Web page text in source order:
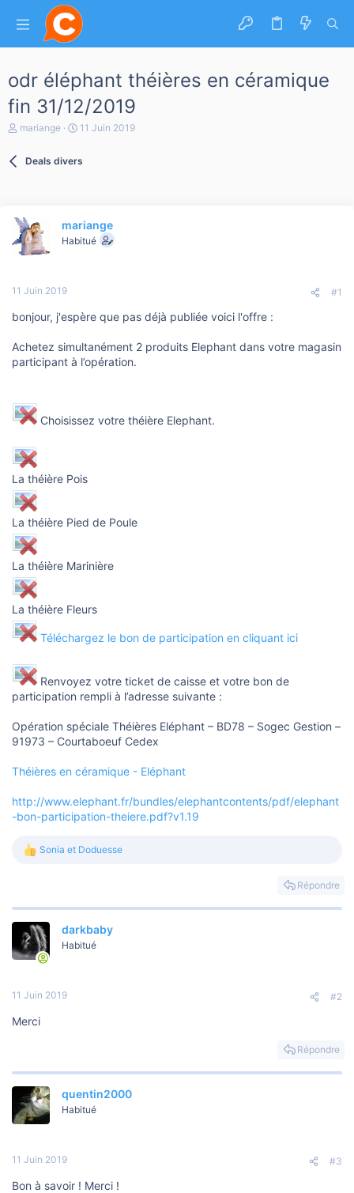
odr éléphant théières en céramique
fin 31/12/2019
A
e
l
a
d
c
s
i
o
n
mariange
D
e
b
u
11 Juin 2019
Deals divers
mariange
Habitué
11 Juin 2019 #1
bonjour, j'espère que pas déjà publiée voici l'offre :
Achetez simultanément 2 produits Elephant dans votre magasin
participant à l’opération.
Choisissez votre théière Elephant.
La théière Pois
La théière Pied de Poule
La théière Marinière
La théière Fleurs
Téléchargez le bon de participation en cliquant ici
Renvoyez votre ticket de caisse et votre bon de
participation rempli à l’adresse suivante :
Opération spéciale Théières Eléphant – BD78 – Sogec Gestion –
91973 – Courtaboeuf Cedex
Théières en céramique - Eléphant
http://www.elephant.fr/bundles/elephantcontents/pdf/elephant
-bon-participation-theiere.pdf?v1.19
L
é
c
t
i
s
Sonia et Doduesse
Répondre
darkbaby
Habitué
11 Juin 2019 #2
Merci
Répondre
quentin2000
Habitué
11 Juin 2019 #3
Bon à savoir ! Merci !